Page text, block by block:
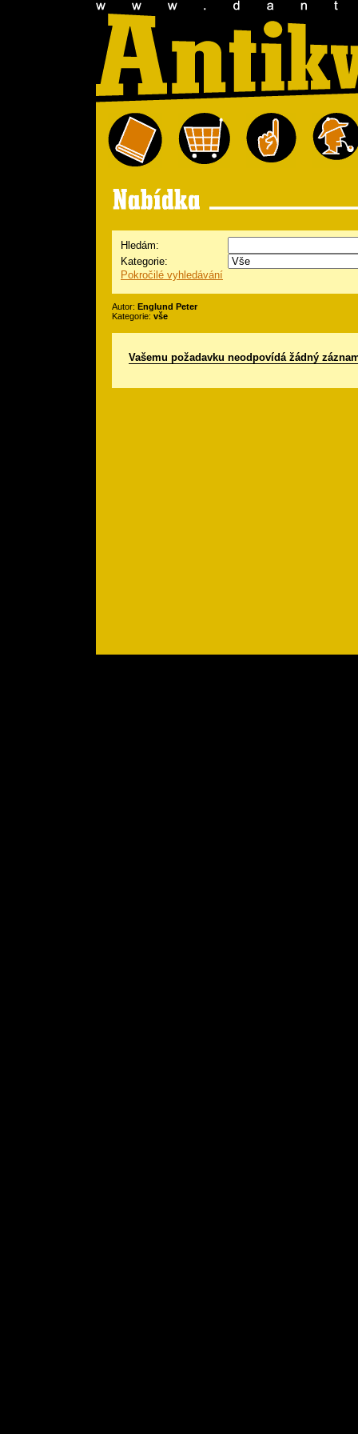
Hledám:
Kategorie:
Pokročilé vyhledávání
Autor: Englund Peter
Kategorie: vše
Vašemu požadavku neodpovídá žádný